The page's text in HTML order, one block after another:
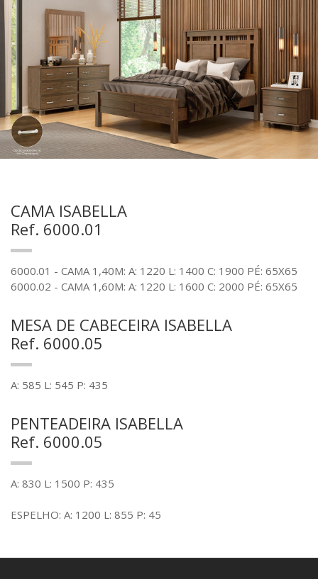
CAMA ISABELLA
Ref. 6000.01
6000.01 - CAMA 1,40M: A: 1220 L: 1400 C: 1900 PÉ: 65X65
6000.02 - CAMA 1,60M: A: 1220 L: 1600 C: 2000 PÉ: 65X65
MESA DE CABECEIRA ISABELLA
Ref. 6000.05
A: 585 L: 545 P: 435
PENTEADEIRA ISABELLA
Ref. 6000.05
A: 830 L: 1500 P: 435
ESPELHO: A: 1200 L: 855 P: 45